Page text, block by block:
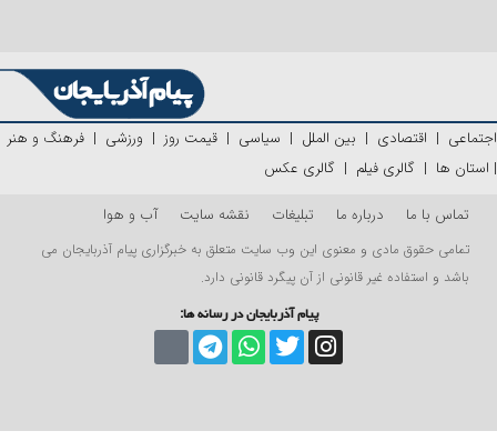
اجتماعی | اقتصادی | بین الملل | سیاسی | قیمت روز | ورزشی | فرهنگ و هنر
| استان ها | گالری فیلم | گالری عکس
تماس با ما
درباره ما تبلیغات نقشه سایت آب و هوا
تمامی حقوق مادی و معنوی این وب سایت متعلق به خبرگزاری پیام آذربایجان می
باشد و استفاده غیر قانونی از آن پیگرد قانونی دارد.
پیام آذربایجان در رسانه ها: